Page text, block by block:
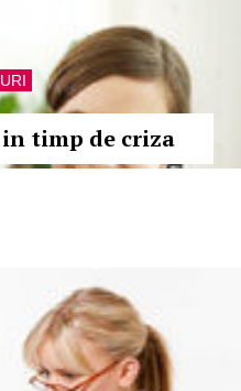
timp de criza